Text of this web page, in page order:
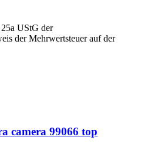
UStG der
der Mehrwertsteuer auf der
camera 99066 top